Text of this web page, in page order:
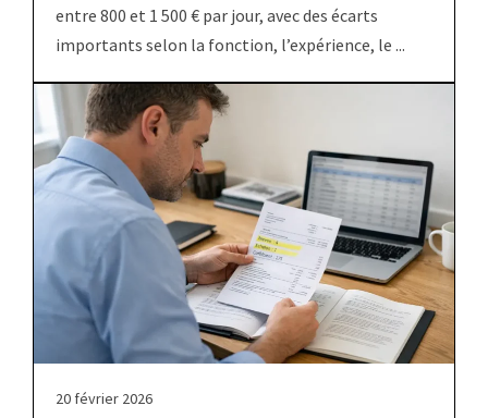
entre 800 et 1 500 € par jour, avec des écarts
importants selon la fonction, l’expérience, le ...
20 février 2026